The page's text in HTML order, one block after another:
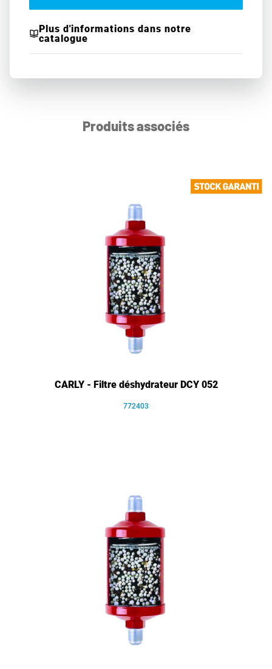
Plus d'informations dans notre
catalogue
Produits associés
CARLY - Filtre déshydrateur DCY 052
772403